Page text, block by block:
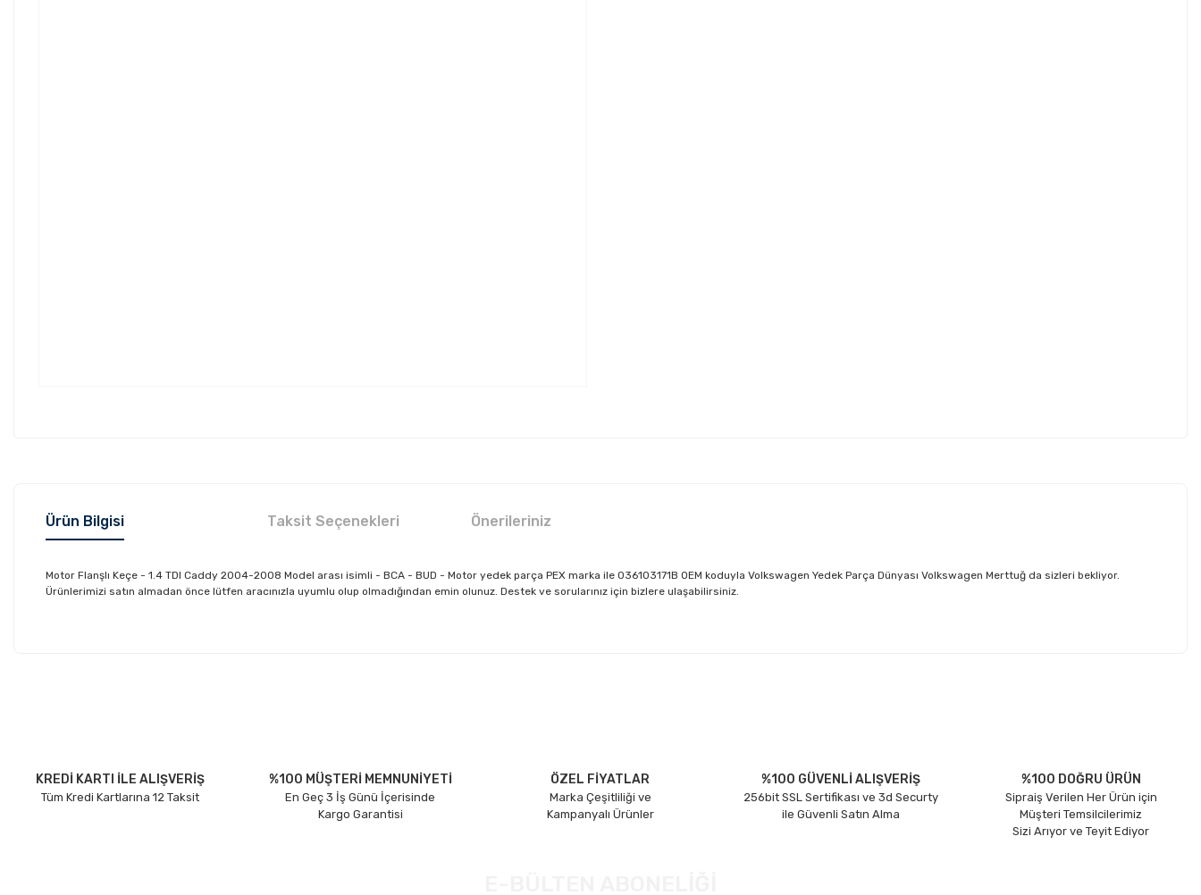
Ürün Bilgisi Taksit Seçenekleri Önerileriniz
Motor Flanşlı Keçe - 1.4 TDI Caddy 2004-2008 Model arası isimli - BCA - BUD - Motor yedek parça PEX marka ile 036103171B OEM koduyla Volkswagen Yedek Parça Dünyası Volkswagen Merttuğ da sizleri bekliyor.
Ürünlerimizi satın almadan önce lütfen aracınızla uyumlu olup olmadığından emin olunuz. Destek ve sorularınız için bizlere ulaşabilirsiniz.
Ürün bilgilerinde hatalar bulunuyor.
Ürün fiyatı diğer sitelerden daha pahalı.
KREDİ KARTI İLE ALIŞVERİŞ
Tüm Kredi Kartlarına 12 Taksit
%100 MÜŞTERİ MEMNUNİYETİ
En Geç 3 İş Günü İçerisinde
Kargo Garantisi
ÖZEL FİYATLAR
Marka Çeşitliliği ve
Kampanyalı Ürünler
%100 GÜVENLİ ALIŞVERİŞ
256bit SSL Sertifikası ve 3d Securty
ile Güvenli Satın Alma
%100 DOĞRU ÜRÜN
Sipraiş Verilen Her Ürün için
Müşteri Temsilcilerimiz
Sizi Arıyor ve Teyit Ediyor